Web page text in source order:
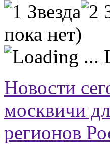
пока нет)
Новости
москвичи
регионов